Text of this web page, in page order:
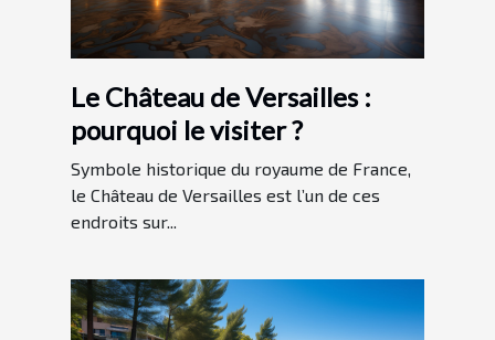
Le Château de Versailles :
pourquoi le visiter ?
Symbole historique du royaume de France,
le Château de Versailles est l’un de ces
endroits sur...